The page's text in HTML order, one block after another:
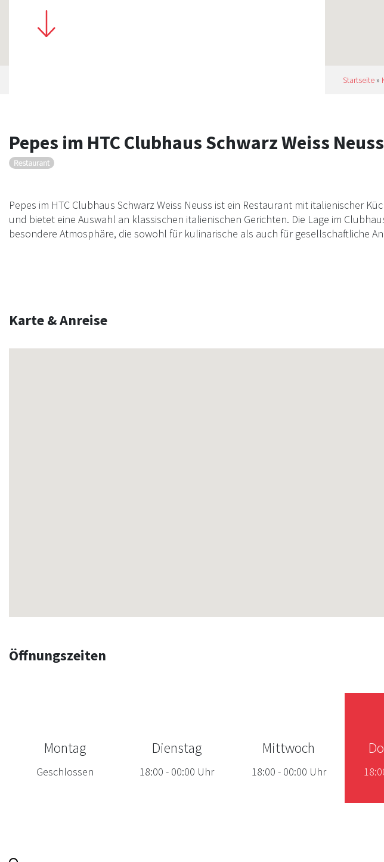
gesellschaftliche Anlässe geeignet ist.
Startseite »
Pepes im HTC Clubhaus Schwarz Weiss Neuss
Restaurant
Pepes im HTC Clubhaus Schwarz Weiss Neuss ist ein Restaurant mit italienischer
und bietet eine Auswahl an klassischen italienischen Gerichten. Die Lage im
besondere Atmosphäre, die sowohl für kulinarische als auch für gesellschaftliche
Karte & Anreise
Öffnungszeiten
Montag
Geschlossen
Dienstag
18:00 - 00:00 Uhr
Mittwoch
18:00 - 00:00 Uhr